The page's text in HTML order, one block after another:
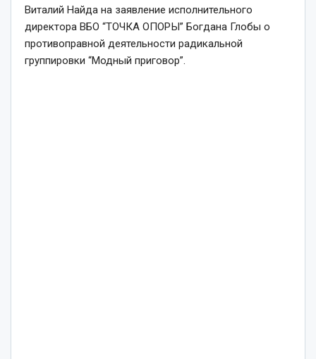
Виталий Найда на заявление исполнительного
директора ВБО “ТОЧКА ОПОРЫ” Богдана Глобы о
противоправной деятельности радикальной
группировки “Модный приговор”.